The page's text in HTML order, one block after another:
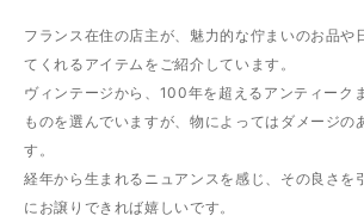
フランス在住の店主が、魅力的な佇まいのお品や
てくれるアイテムをご紹介しています。
ヴィンテージから、100年を超えるアンティーク
ものを選んでいますが、物によってはダメージの
す。
経年から生まれるニュアンスを感じ、その良さを
にお譲りできれば嬉しいです。